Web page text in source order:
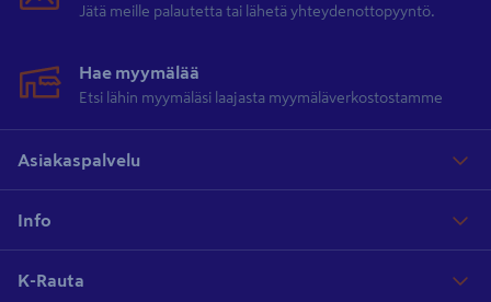
Jätä meille palautetta tai lähetä yhteydenottopyyntö.
Hae myymälää
Etsi lähin myymäläsi laajasta myymäläverkostostamme
Asiakaspalvelu
Info
K-Rauta